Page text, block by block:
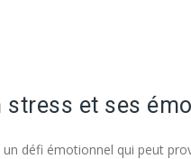
stress et ses
défi émotionnel qui peut